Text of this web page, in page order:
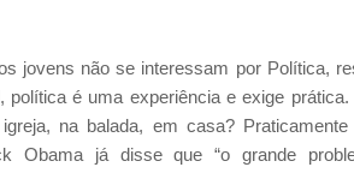
jovens não se interessam por Política,
política é uma experiência e exige
na balada, em casa?
Obama já disse que “o grande